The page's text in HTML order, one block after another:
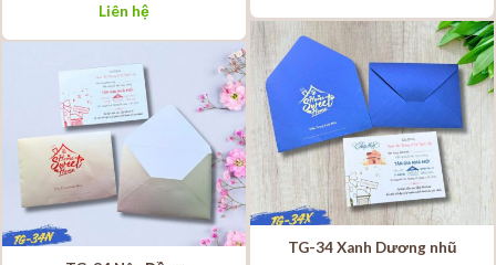
Liên hệ
TG-34 Xanh Dương nhũ